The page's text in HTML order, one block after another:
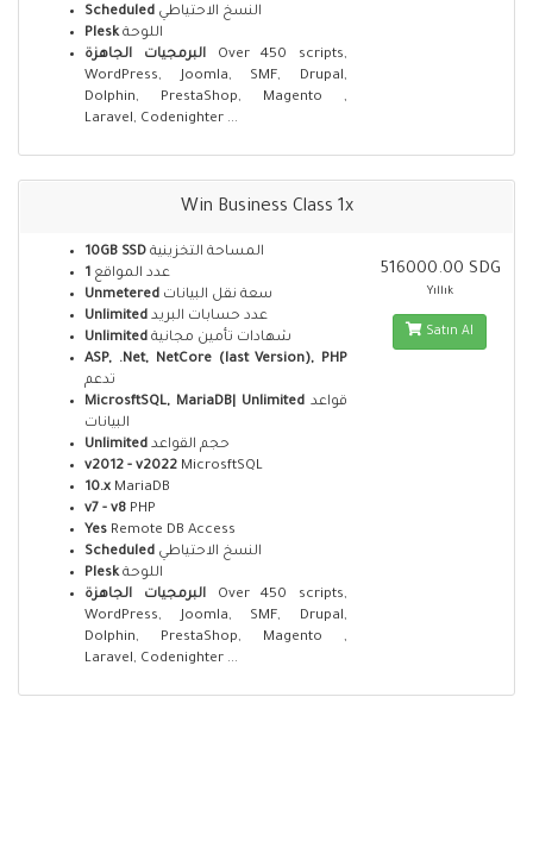
Scheduled النسخ الاحتياطي
Plesk اللوحة
البرمجيات الجاهزةOver 450 scripts,
WordPress, Joomla, SMF, Drupal,
Dolphin, PrestaShop, Magento ,
Laravel, Codenighter ...
Win Business Class 1x
10GB SSD المساحة التخزينية
1 عدد المواقع
Unmetered سعة نقل البيانات
Unlimited عدد حسابات البريد
Unlimited شهادات تأمين مجانية
ASP, .Net, NetCore (last Version), PHP
تدعم
MicrosftSQL, MariaDB| Unlimited قواعد
البيانات
Unlimited حجم القواعد
v2012 - v2022 MicrosftSQL
10.x MariaDB
v7 - v8 PHP
Yes Remote DB Access
Scheduled النسخ الاحتياطي
Plesk اللوحة
البرمجيات الجاهزةOver 450 scripts,
WordPress, Joomla, SMF, Drupal,
Dolphin, PrestaShop, Magento ,
Laravel, Codenighter ...
516000.00 SDG
Yıllık
Satın Al